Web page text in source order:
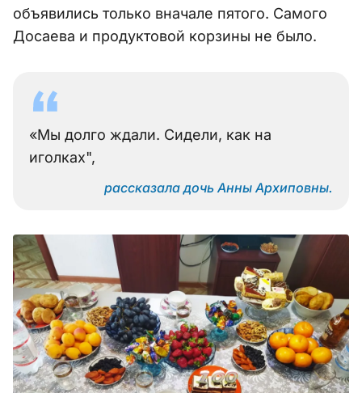
объявились только вначале пятого. Самого
Досаева и продуктовой корзины не было.
«Мы долго ждали. Сидели, как на
иголках",
рассказала дочь Анны Архиповны.